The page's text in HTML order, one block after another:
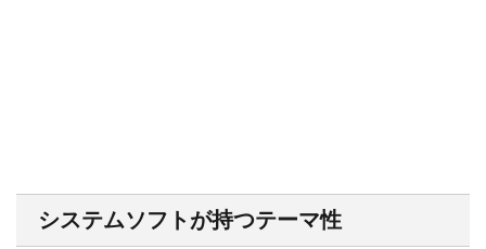
システムソフトが持つテーマ性